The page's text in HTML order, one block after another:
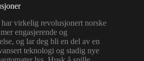
virkelig revolusjonert norske
engasjerende og
og lar deg bli en del av en
teknologi og stadig nye